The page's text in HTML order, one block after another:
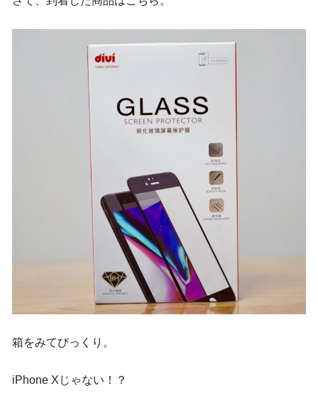
箱をみてびっくり。
iPhone Xじゃない！？